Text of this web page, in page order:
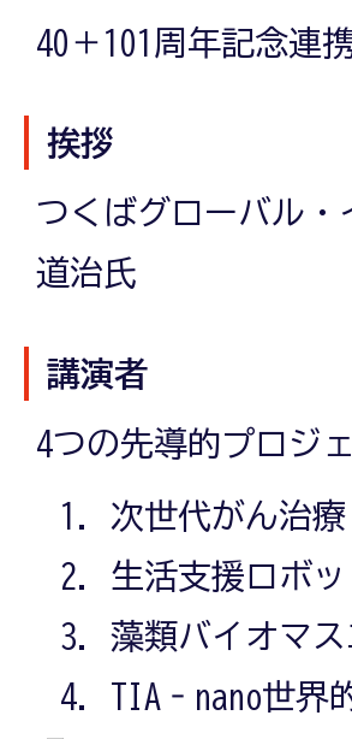
40＋101周年記念連携
挨拶
つくばグローバル
道治氏
講演者
4つの先導的プロジ
次世代がん治療
生活支援ロボ
藻類バイオマ
TIA‐ nano世界